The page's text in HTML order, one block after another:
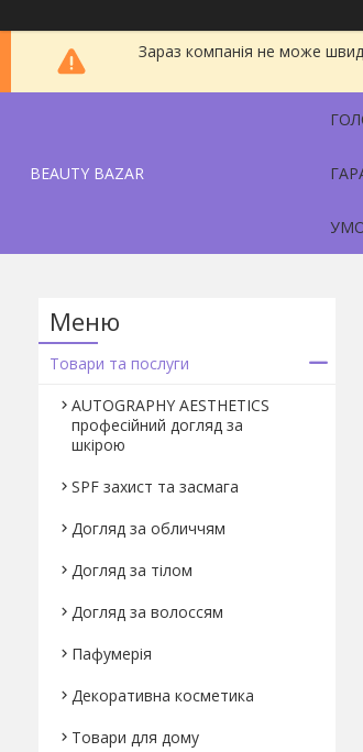
Зараз компанія не може
BEAUTY BAZAR
Товари та послуги
AUTOGRAPHY AESTHETICS
професійний догляд за
шкірою
SPF захист та засмага
Догляд за обличчям
Догляд за тілом
Догляд за волоссям
Пафумерія
Декоративна косметика
Товари для дому